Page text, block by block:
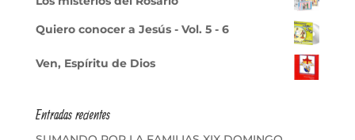
Quiero conocer a Jesús - Vol. 5 - 6
Ven, Espíritu de Dios
Entradas recientes